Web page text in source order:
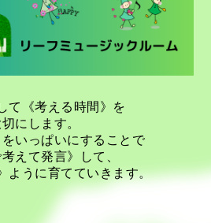
て《考える時間》を
にします。
をいっぱいにすることで
考えて発言》して、
ように育てていきます。